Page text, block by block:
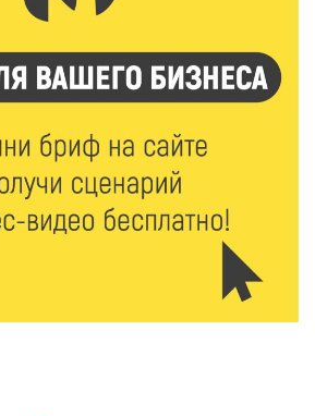
558
школы и детсады Зубцова к 1
312
выставка художника
о героях СВО проходит в РГБ